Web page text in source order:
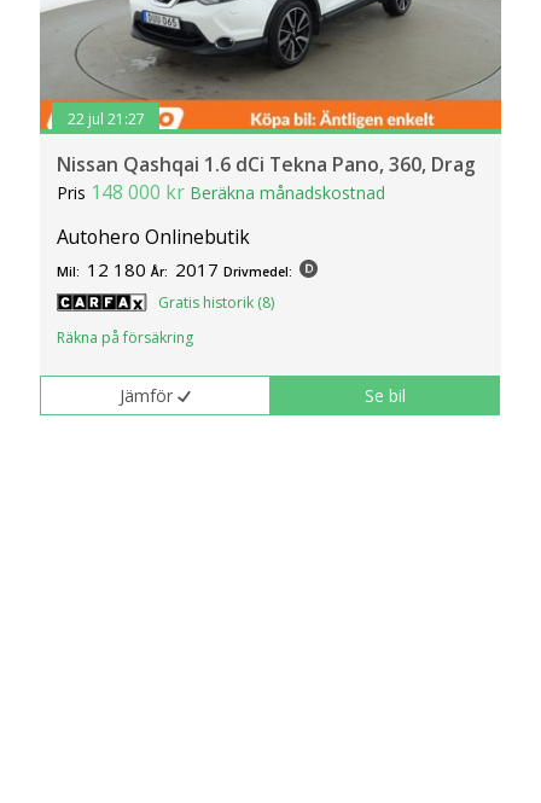
22 jul 21:27
Nissan Qashqai 1.6 dCi Tekna Pano, 360, Drag
Pris 148 000 kr Beräkna månadskostnad
Autohero Onlinebutik
Mil: 12 180 År: 2017 Drivmedel:
Gratis historik (8)
Räkna på försäkring
Jämför Se bil